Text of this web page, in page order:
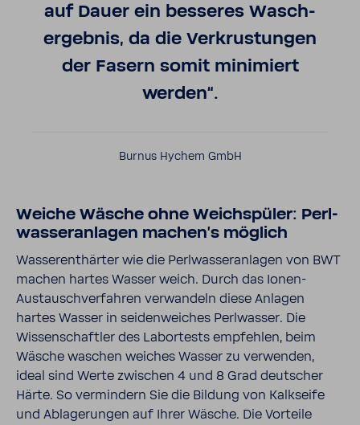
auf Dauer ein besseres Wasch­
ergebnis, da die Verkrus­tungen
der Fasern somit mini­miert
werden“.
Burnus Hychem GmbH
Weiche Wäsche ohne Weich­spüler: Perl­
was­ser­an­lagen machen’s möglich
Wasser­ent­härter wie die Perl­was­ser­an­lagen von BWT
machen hartes Wasser weich. Durch das Ionen-​
Austauschverfahren verwan­deln diese Anlagen
hartes Wasser in seiden­wei­ches Perl­wasser. Die
Wissen­schaftler des Labor­tests empfehlen, beim
Wäsche waschen weiches Wasser zu verwenden,
ideal sind Werte zwischen 4 und 8 Grad deut­scher
Härte. So vermin­dern Sie die Bildung von Kalk­seife
und Abla­ge­rungen auf Ihrer Wäsche. Die Vorteile